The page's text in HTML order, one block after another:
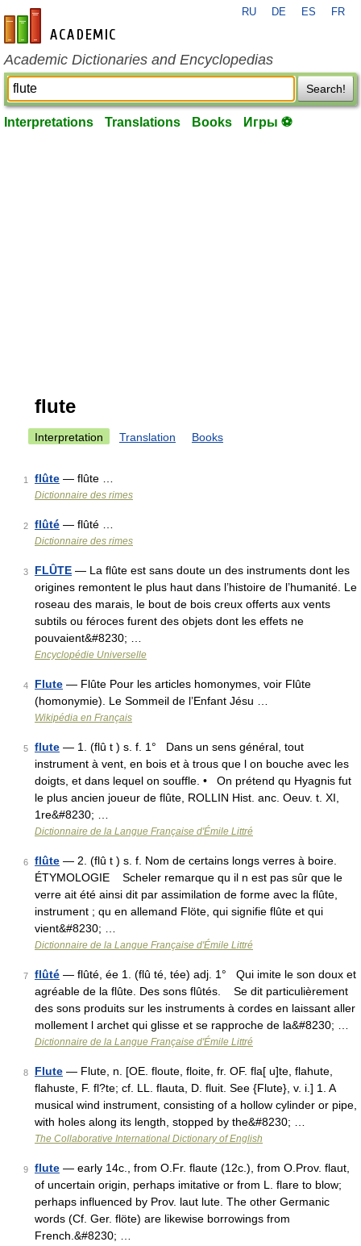
en-academic.com
RU DE ES FR
Academic Dictionaries and Encyclopedias
Search!
Interpretations Translations Books Игры ⚽
flute
Interpretation Translation Books
1 flûte — flûte …
Dictionnaire des rimes
2 flûté — flûté …
Dictionnaire des rimes
3 FLÛTE — La flûte est sans doute un des instruments dont les
origines remontent le plus haut dans l’histoire de l’humanité. Le
roseau des marais, le bout de bois creux offerts aux vents
subtils ou féroces furent des objets dont les effets ne
pouvaient&#8230; …
Encyclopédie Universelle
4 Flute — Flûte Pour les articles homonymes, voir Flûte
(homonymie). Le Sommeil de l’Enfant Jésu …
Wikipédia en Français
5 flute — 1. (flû t ) s. f. 1° Dans un sens général, tout
instrument à vent, en bois et à trous que l on bouche avec les
doigts, et dans lequel on souffle. • On prétend qu Hyagnis fut
le plus ancien joueur de flûte, ROLLIN Hist. anc. Oeuv. t. XI,
1re&#8230; …
Dictionnaire de la Langue Française d'Émile Littré
6 flûte — 2. (flû t ) s. f. Nom de certains longs verres à boire.
ÉTYMOLOGIE Scheler remarque qu il n est pas sûr que le
verre ait été ainsi dit par assimilation de forme avec la flûte,
instrument ; qu en allemand Flöte, qui signifie flûte et qui
vient&#8230; …
Dictionnaire de la Langue Française d'Émile Littré
7 flûté — flûté, ée 1. (flû té, tée) adj. 1° Qui imite le son doux et
agréable de la flûte. Des sons flûtés. Se dit particulièrement
des sons produits sur les instruments à cordes en laissant aller
mollement l archet qui glisse et se rapproche de la&#8230; …
Dictionnaire de la Langue Française d'Émile Littré
8 Flute — Flute, n. [OE. floute, floite, fr. OF. fla[ u]te, flahute,
flahuste, F. fl?te; cf. LL. flauta, D. fluit. See {Flute}, v. i.] 1. A
musical wind instrument, consisting of a hollow cylinder or pipe,
with holes along its length, stopped by the&#8230; …
The Collaborative International Dictionary of English
9 flute — early 14c., from O.Fr. flaute (12c.), from O.Prov. flaut,
of uncertain origin, perhaps imitative or from L. flare to blow;
perhaps influenced by Prov. laut lute. The other Germanic
words (Cf. Ger. flöte) are likewise borrowings from
French.&#8230; …